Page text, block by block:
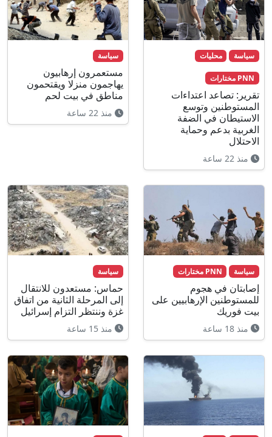
سياسة محليات
PNN مختارات
تقرير: تصاعد اعتداءات
المستوطنين وتوسع
الاستيطان في الضفة
الغربية بدعم وحماية
الاحتلال
منذ 22 ساعة
سياسة
مستعمرون إرهابيون
يهاجمون منزلا ويقتحمون
مناطق في بيت لحم
منذ 22 ساعة
سياسة PNN مختارات
إصابتان في هجوم
للمستوطنين الإرهابيين على
بيت فوريك
منذ 18 ساعة
سياسة
حماس: مستعدون للانتقال
إلى المرحلة الثانية من اتفاق
غزة وننتظر التزام إسرائيل
منذ 15 ساعة